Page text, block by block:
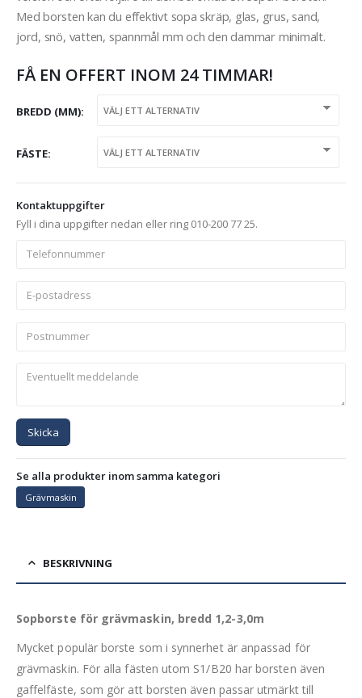
Med borsten kan du effektivt sopa skräp, glas, grus, sand,
jord, snö, vatten, spannmål mm och den dammar minimalt.
FÅ EN OFFERT INOM 24 TIMMAR!
BREDD (MM)
FÄSTE
Kontaktuppgifter
Fyll i dina uppgifter nedan eller ring 010-200 77 25.
Skicka
Se alla produkter inom samma kategori
Grävmaskin
BESKRIVNING
Sopborste för grävmaskin, bredd 1,2-3,0m
Mycket populär borste som i synnerhet är anpassad för
grävmaskin. För alla fästen utom S1/B20 har borsten även
gaffelfäste, som gör att borsten även passar utmärkt till